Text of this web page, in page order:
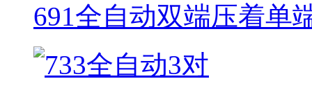
691全自动双端压着单